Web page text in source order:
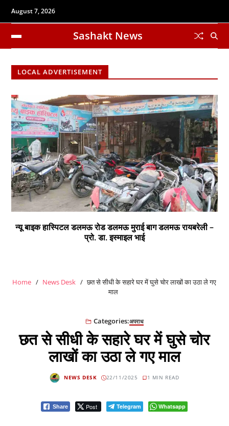
August 7, 2026
Sashakt News
LOCAL ADVERTISEMENT
न्यू बाइक हास्पिटल डलमऊ रोड डलमऊ मुराई बाग डलमऊ रायबरेली –
प्रो. डा. इस्माइल भाई
Home News Desk
छत से सीधी के सहारे घर में घुसे चोर लाखों का उठा ले गए
माल
Categories:अपराध
छत से सीधी के सहारे घर में घुसे चोर
लाखों का उठा ले गए माल
NEWS DESK 22/11/2025 1 MIN READ
Share Post Telegram Whatsapp